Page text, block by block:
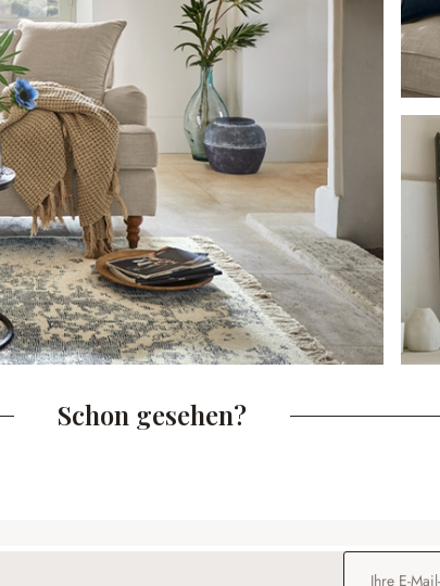
Schon gesehen?
E-Mail-Adresse